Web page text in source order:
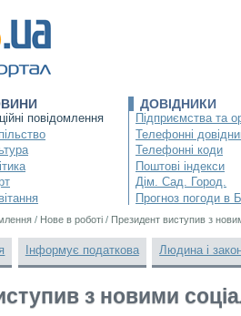
повідомлення
ДОВІДНИКИ
Підприємства та
Телефонні
Телефонні коди
Поштові індекси
Дім. Сад. Город.
Прогноз погоди в
/ Нове в роботі / Президент виступив з
Інформує податкова Людина і
з новими